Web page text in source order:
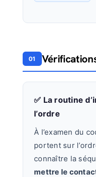
01
✅ La routine
l’ordre
À l’examen du
portent sur
connaître la
mettre le